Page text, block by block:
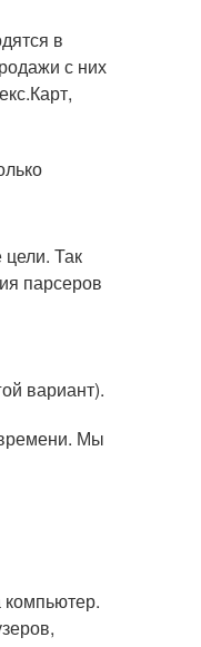
в
с них
Так
парсеров
вариант).
Мы